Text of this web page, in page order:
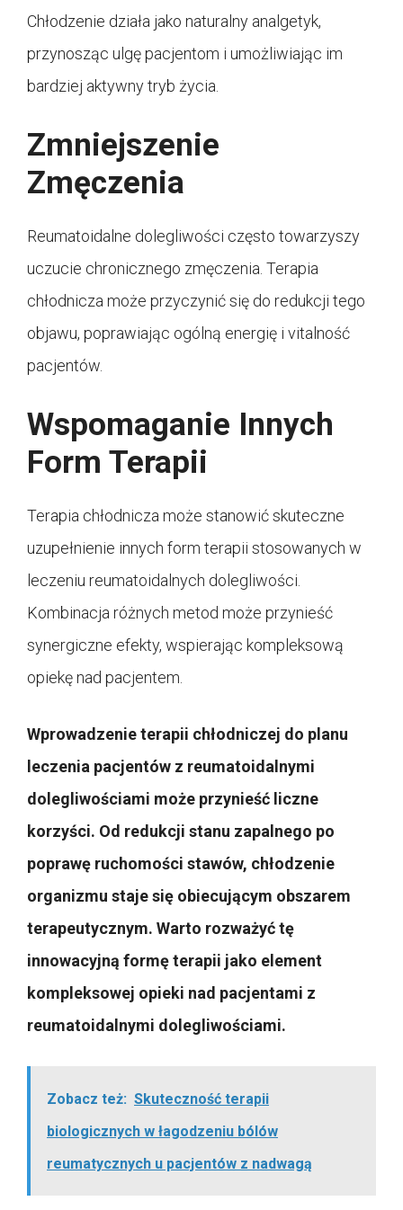
Chłodzenie działa jako naturalny analgetyk,
przynosząc ulgę pacjentom i umożliwiając im
bardziej aktywny tryb życia.
Zmniejszenie
Zmęczenia
Reumatoidalne dolegliwości często towarzyszy
uczucie chronicznego zmęczenia. Terapia
chłodnicza może przyczynić się do redukcji tego
objawu, poprawiając ogólną energię i vitalność
pacjentów.
Wspomaganie Innych
Form Terapii
Terapia chłodnicza może stanowić skuteczne
uzupełnienie innych form terapii stosowanych w
leczeniu reumatoidalnych dolegliwości.
Kombinacja różnych metod może przynieść
synergiczne efekty, wspierając kompleksową
opiekę nad pacjentem.
Wprowadzenie terapii chłodniczej do planu
leczenia pacjentów z reumatoidalnymi
dolegliwościami może przynieść liczne
korzyści. Od redukcji stanu zapalnego po
poprawę ruchomości stawów, chłodzenie
organizmu staje się obiecującym obszarem
terapeutycznym. Warto rozważyć tę
innowacyjną formę terapii jako element
kompleksowej opieki nad pacjentami z
reumatoidalnymi dolegliwościami.
Zobacz też: Skuteczność terapii
biologicznych w łagodzeniu bólów
reumatycznych u pacjentów z nadwagą